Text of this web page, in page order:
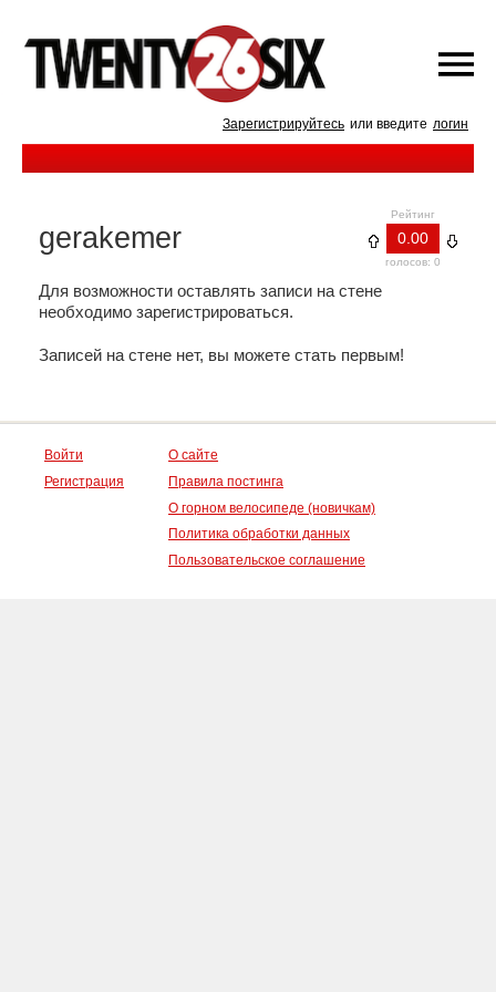
Зарегистрируйтесь или введите логин
Рейтинг
0.00
голосов: 0
gerakemer
Для возможности оставлять записи на стене
необходимо зарегистрироваться.
Записей на стене нет, вы можете стать первым!
Войти
Регистрация
О сайте
Правила постинга
О горном велосипеде (новичкам)
Политика обработки данных
Пользовательское соглашение